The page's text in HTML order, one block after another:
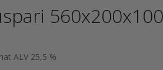
ALV 25,5 %